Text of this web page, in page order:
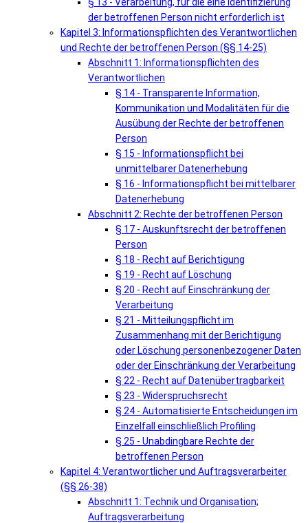
der betroffenen Person nicht erforderlich ist
Kapitel 3: Informationspflichten des Verantwortlichen
und Rechte der betroffenen Person (§§ 14-25)
Abschnitt 1: Informationspflichten des
Verantwortlichen
§ 14 - Transparente Information,
Kommunikation und Modalitäten für die
Ausübung der Rechte der betroffenen
Person
§ 15 - Informationspflicht bei
unmittelbarer Datenerhebung
§ 16 - Informationspflicht bei mittelbarer
Datenerhebung
Abschnitt 2: Rechte der betroffenen Person
§ 17 - Auskunftsrecht der betroffenen
Person
§ 18 - Recht auf Berichtigung
§ 19 - Recht auf Löschung
§ 20 - Recht auf Einschränkung der
Verarbeitung
§ 21 - Mitteilungspflicht im
Zusammenhang mit der Berichtigung
oder Löschung personenbezogener Daten
oder der Einschränkung der Verarbeitung
§ 22 - Recht auf Datenübertragbarkeit
§ 23 - Widerspruchsrecht
§ 24 - Automatisierte Entscheidungen im
Einzelfall einschließlich Profiling
§ 25 - Unabdingbare Rechte der
betroffenen Person
Kapitel 4: Verantwortlicher und Auftragsverarbeiter
(§§ 26-38)
Abschnitt 1: Technik und Organisation;
Auftragsverarbeitung